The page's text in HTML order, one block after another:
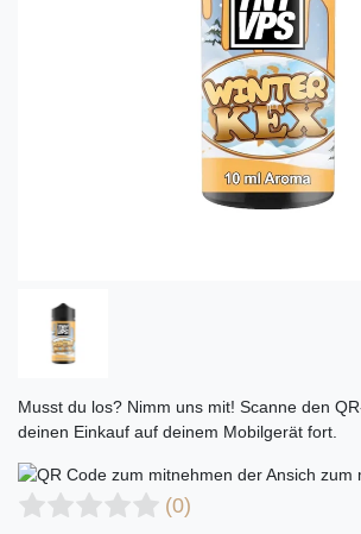
Musst du los? Nimm uns mit! Scanne den
deinen Einkauf auf deinem Mobilgerät fort.
(0)